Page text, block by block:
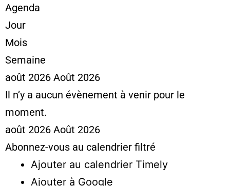
Agenda
Jour
Mois
Semaine
août 2026 Août 2026
Il n’y a aucun évènement à venir pour le
moment.
août 2026 Août 2026
Abonnez-vous au calendrier filtré
Ajouter au calendrier Timely
Ajouter à Google